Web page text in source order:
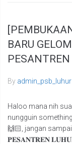
BARU
By admin_psb_luhur
Haloo mana nih
nungguin
🙌🏻, jangan
𝐏𝐄𝐒𝐀𝐍𝐓𝐑𝐄𝐍